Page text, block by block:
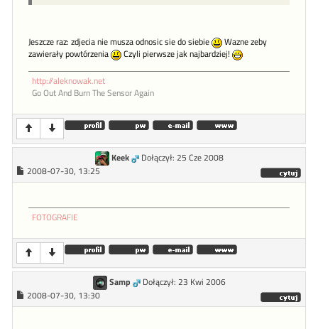
Jeszcze raz: zdjecia nie musza odnosic sie do siebie
Wazne zeby
zawierały powtórzenia
Czyli pierwsze jak najbardziej!
http://aleknowak.net
Go Out And Burn The Sensor Again
Keek
Dołączył: 25 Cze 2008
2008-07-30, 13:25
FOTOGRAFIE
Samp
Dołączył: 23 Kwi 2006
2008-07-30, 13:30